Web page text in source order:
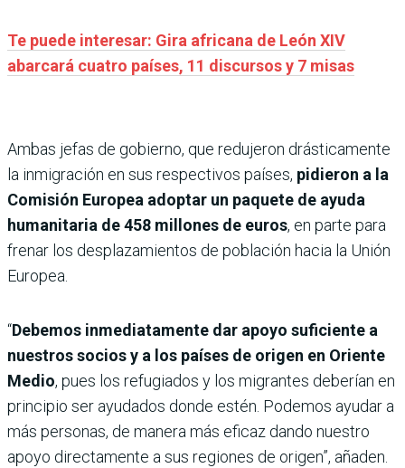
Te puede interesar: Gira africana de León XIV
abarcará cuatro países, 11 discursos y 7 misas
Ambas jefas de gobierno, que redujeron drásticamente
la inmigración en sus respectivos países, pidieron a la
Comisión Europea adoptar un paquete de ayuda
humanitaria de 458 millones de euros, en parte para
frenar los desplazamientos de población hacia la Unión
Europea.
“Debemos inmediatamente dar apoyo suficiente a
nuestros socios y a los países de origen en Oriente
Medio, pues los refugiados y los migrantes deberían en
principio ser ayudados donde estén. Podemos ayudar a
más personas, de manera más eficaz dando nuestro
apoyo directamente a sus regiones de origen”, añaden.